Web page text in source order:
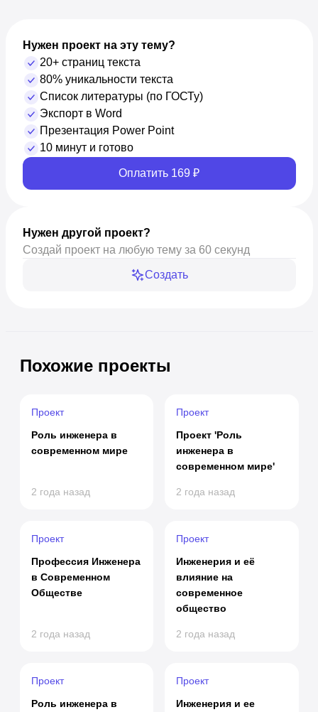
Нужен проект на эту тему?
20+ страниц текста
80% уникальности текста
Список литературы (по ГОСТу)
Экспорт в Word
Презентация Power Point
10 минут и готово
Оплатить 169 ₽
Нужен другой проект?
Создай проект на любую тему за 60 секунд
Создать
Похожие проекты
Проект
Роль инженера в
современном мире
2 года назад
Проект
Проект 'Роль
инженера в
современном мире'
2 года назад
Проект
Профессия Инженера
в Современном
Обществе
2 года назад
Проект
Инженерия и её
влияние на
современное
общество
2 года назад
Проект
Роль инженера в
Проект
Инженерия и ее